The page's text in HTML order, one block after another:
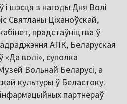
і шэсця з нагоды Дня Волі
Святланы Ціханоўскай,
прадстаўніцтва ў
АПК, Беларуская
«Да волі», суполка
Вольнай Беларусі, а
культуры ў Беластоку.
партнёраў